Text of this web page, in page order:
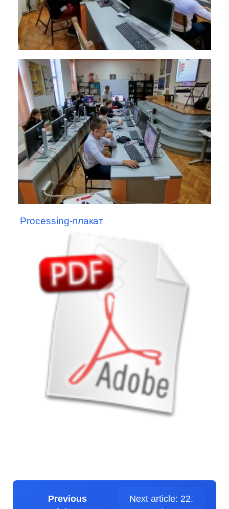
Processing-плакат
Previous
Next article: 22.